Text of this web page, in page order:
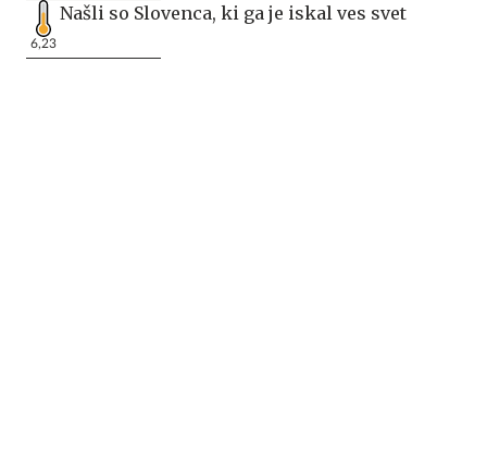
6,23
Našli so Slovenca, ki ga je iskal ves svet